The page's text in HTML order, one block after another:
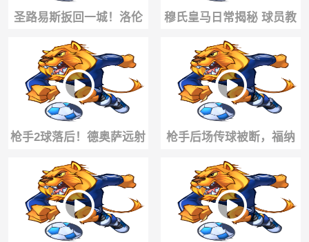
圣路易斯扳回一城！洛伦
特兜射死角破门！迈阿密4-
2领先！
穆氏皇马日常揭秘 球员教
练组体育城聚餐
枪手2球落后！德奥萨远射
世界波直挂死角！凯帕鞭
长莫及！！
枪手后场传球被断，福纳
尔斯远射破门！凯帕原地
目送！